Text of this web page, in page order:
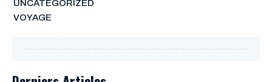
UNCATEGORIZED
VOYAGE